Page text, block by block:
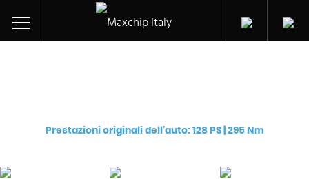
Prestazioni originali dell'auto: 128 PS | 295 Nm